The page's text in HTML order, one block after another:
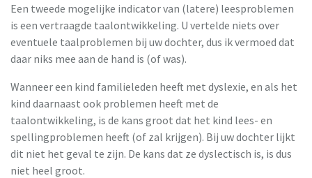
Een tweede mogelijke indicator van (latere) leesproblemen
is een vertraagde taalontwikkeling. U vertelde niets over
eventuele taalproblemen bij uw dochter, dus ik vermoed dat
daar niks mee aan de hand is (of was).
Wanneer een kind familieleden heeft met dyslexie, en als het
kind daarnaast ook problemen heeft met de
taalontwikkeling, is de kans groot dat het kind lees- en
spellingproblemen heeft (of zal krijgen). Bij uw dochter lijkt
dit niet het geval te zijn. De kans dat ze dyslectisch is, is dus
niet heel groot.